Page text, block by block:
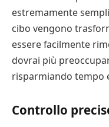
estremamente
cibo vengono
essere facilmente
dovrai più
risparmiando tempo
Controllo